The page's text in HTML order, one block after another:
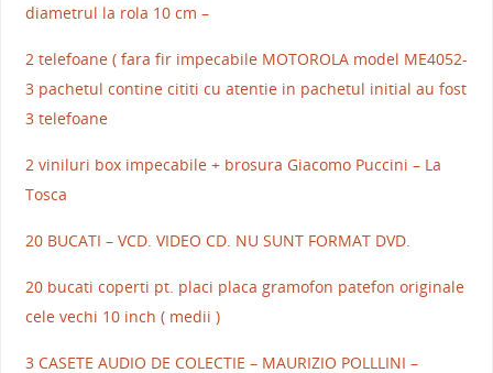
diametrul la rola 10 cm –
2 telefoane ( fara fir impecabile MOTOROLA model ME4052-
3 pachetul contine cititi cu atentie in pachetul initial au fost
3 telefoane
2 viniluri box impecabile + brosura Giacomo Puccini – La
Tosca
20 BUCATI – VCD. VIDEO CD. NU SUNT FORMAT DVD.
20 bucati coperti pt. placi placa gramofon patefon originale
cele vechi 10 inch ( medii )
3 CASETE AUDIO DE COLECTIE – MAURIZIO POLLLINI –